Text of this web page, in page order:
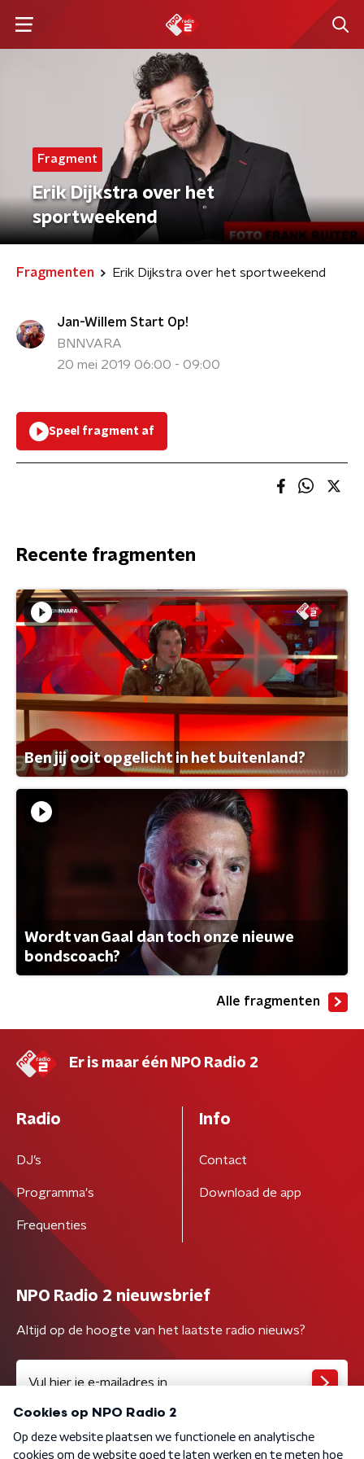
Fragment
Erik Dijkstra over het
sportweekend
Fragmenten Erik Dijkstra over het sportweekend
Jan-Willem Start Op!
BNNVARA
20 mei 2019 06:00 - 09:00
Speel fragment af
Recente fragmenten
Ben jij ooit opgelicht in het buitenland?
Wordt van Gaal dan toch onze nieuwe
bondscoach?
Alle fragmenten
Er is maar één NPO Radio 2
Radio
DJ’s
Programma's
Frequenties
Info
Contact
Download de app
NPO Radio 2 nieuwsbrief
Altijd op de hoogte van het laatste radio nieuws?